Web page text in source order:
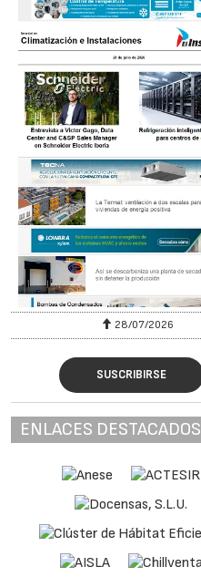
28/07/2026
SUSCRIBIRSE
ENLACES DESTACADOS